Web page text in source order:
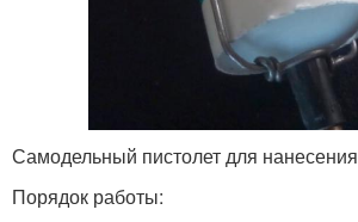
Самодельный пистолет для нанесения
Порядок работы: